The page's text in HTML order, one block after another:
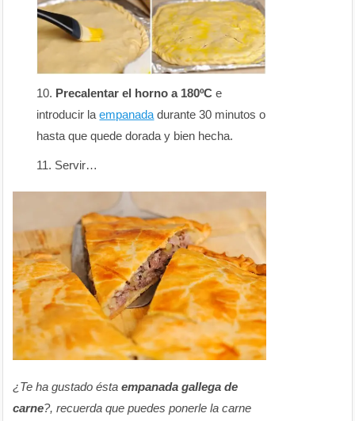
Precalentar el horno a 180ºC e
introducir laempanadadurante 30 minutos o
hasta que quede dorada y bien hecha.
Servir…
¿Te ha gustado éstaempanada gallega de
carne?, recuerda que puedes ponerle la carne